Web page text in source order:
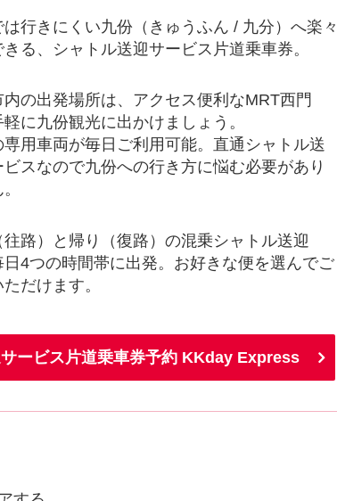
は行きにくい九份（きゅうふん / 九分）へ楽々
る、シャトル送迎サービス片道乗車券。
内の出発場所は、アクセス便利なMRT西門
に九份観光に出かけましょう。
専用車両が毎日ご利用可能。直通シャトル送
ビスなので九份への行き方に悩む必要があり
往路）と帰り（復路）の混乗シャトル送迎
日4つの時間帯に出発。お好きな便を選んでご
だけます。
ービス片道乗車券予約 KKday Express